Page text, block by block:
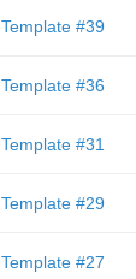
Template #39
Template #36
Template #31
Template #29
Template #27